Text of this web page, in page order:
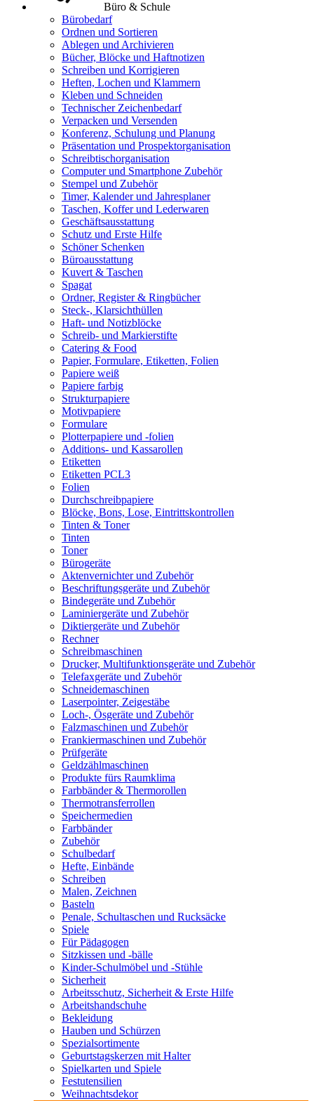
Büro & Schule
Bürobedarf
Ordnen und Sortieren
Ablegen und Archivieren
Bücher, Blöcke und Haftnotizen
Schreiben und Korrigieren
Heften, Lochen und Klammern
Kleben und Schneiden
Technischer Zeichenbedarf
Verpacken und Versenden
Konferenz, Schulung und Planung
Präsentation und Prospektorganisation
Schreibtischorganisation
Computer und Smartphone Zubehör
Stempel und Zubehör
Timer, Kalender und Jahresplaner
Taschen, Koffer und Lederwaren
Geschäftsausstattung
Schutz und Erste Hilfe
Schöner Schenken
Büroausstattung
Kuvert & Taschen
Spagat
Ordner, Register & Ringbücher
Steck-, Klarsichthüllen
Haft- und Notizblöcke
Schreib- und Markierstifte
Catering & Food
Papier, Formulare, Etiketten, Folien
Papiere weiß
Papiere farbig
Strukturpapiere
Motivpapiere
Formulare
Plotterpapiere und -folien
Additions- und Kassarollen
Etiketten
Etiketten PCL3
Folien
Durchschreibpapiere
Blöcke, Bons, Lose, Eintrittskontrollen
Tinten & Toner
Tinten
Toner
Bürogeräte
Aktenvernichter und Zubehör
Beschriftungsgeräte und Zubehör
Bindegeräte und Zubehör
Laminiergeräte und Zubehör
Diktiergeräte und Zubehör
Rechner
Schreibmaschinen
Drucker, Multifunktionsgeräte und Zubehör
Telefaxgeräte und Zubehör
Schneidemaschinen
Laserpointer, Zeigestäbe
Loch-, Ösgeräte und Zubehör
Falzmaschinen und Zubehör
Frankiermaschinen und Zubehör
Prüfgeräte
Geldzählmaschinen
Produkte fürs Raumklima
Farbbänder & Thermorollen
Thermotransferrollen
Speichermedien
Farbbänder
Zubehör
Schulbedarf
Hefte, Einbände
Schreiben
Malen, Zeichnen
Basteln
Penale, Schultaschen und Rucksäcke
Spiele
Für Pädagogen
Sitzkissen und -bälle
Kinder-Schulmöbel und -Stühle
Sicherheit
Arbeitsschutz, Sicherheit & Erste Hilfe
Arbeitshandschuhe
Bekleidung
Hauben und Schürzen
Spezialsortimente
Geburtstagskerzen mit Halter
Spielkarten und Spiele
Festutensilien
Weihnachtsdekor